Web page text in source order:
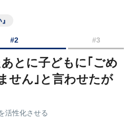
#2 #3
とに子どもに｢ごめ
せん｣と言わせたが
活性化させる